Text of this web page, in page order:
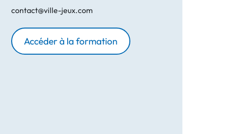
contact@ville-jeux.com
Accéder à la formation